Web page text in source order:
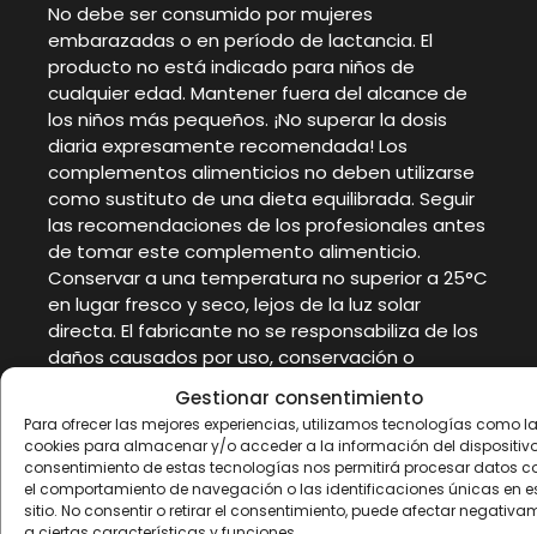
Gestionar consentimiento
Para ofrecer las mejores experiencias, utilizamos tecnologías como
cookies para almacenar y/o acceder a la información del
consentimiento de estas tecnologías nos permitirá procesar datos
el comportamiento de navegación o las identificaciones únicas en
sitio. No consentir o retirar el consentimiento, puede afectar
No debe ser consumido por mujeres
embarazadas o en período de lactancia. El
producto no está indicado para niños de
cualquier edad. Mantener fuera del alcance de
los niños más pequeños. ¡No superar la dosis
diaria expresamente recomendada! Los
complementos alimenticios no deben utilizarse
como sustituto de una dieta equilibrada. Seguir
las recomendaciones de los profesionales antes
de tomar este complemento alimenticio.
Conservar a una temperatura no superior a 25°C
en lugar fresco y seco, lejos de la luz solar
directa. El fabricante no se responsabiliza de los
daños causados por uso, conservación o
consumidor. Lote y consumir preferentemente
antes del fin de: Ver impreso